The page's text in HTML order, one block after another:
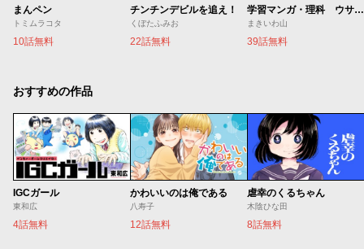
まんペン
トミムラコタ
10話無料
チンチンデビルを追え！
くぼたふみお
22話無料
学習マンガ・理科 ウサウサ！
まきいわ山
39話無料
おすすめの作品
IGCガール
東和広
4話無料
かわいいのは俺である
八寿子
12話無料
虐幸のくるちゃん
木陰ひな田
8話無料